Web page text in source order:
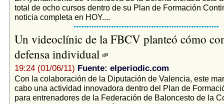
total de ocho cursos dentro de su Plan de Formación
noticia completa en HOY....
Un videoclínic de la FBCV planteó cómo
defensa individual
19:24 (01/06/11) Fuente: elperiodic.com
Con la colaboración de la Diputación de Valencia, este
cabo una actividad innovadora dentro del Plan de
para entrenadores de la Federación de Baloncesto de la